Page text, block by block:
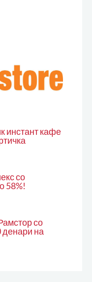
инстант кафе
со
58%!
со
денари на